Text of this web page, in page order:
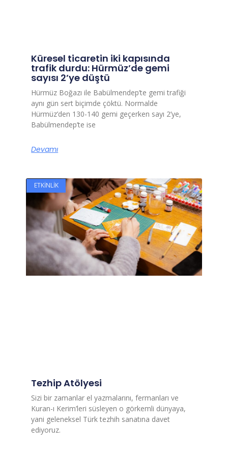
Küresel ticaretin iki kapısında
trafik durdu: Hürmüz’de gemi
sayısı 2’ye düştü
Hürmüz Boğazı ile Babülmendep’te gemi trafiği
aynı gün sert biçimde çöktü. Normalde
Hürmüz’den 130-140 gemi geçerken sayı 2’ye,
Babülmendep’te ise
Devamı
ETKINLIK
Tezhip Atölyesi
Sizi bir zamanlar el yazmalarını, fermanları ve
Kuran-ı Kerim’leri süsleyen o görkemli dünyaya,
yani geleneksel Türk tezhih sanatına davet
ediyoruz.